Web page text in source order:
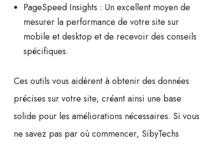
PageSpeed Insights : Un excellent moyen de
mesurer la performance de votre site sur
mobile et desktop et de recevoir des conseils
spécifiques.
Ces outils vous aidèrent à obtenir des données
précises sur votre site, créant ainsi une base
solide pour les améliorations nécessaires. Si vous
ne savez pas par où commencer, SibyTechs